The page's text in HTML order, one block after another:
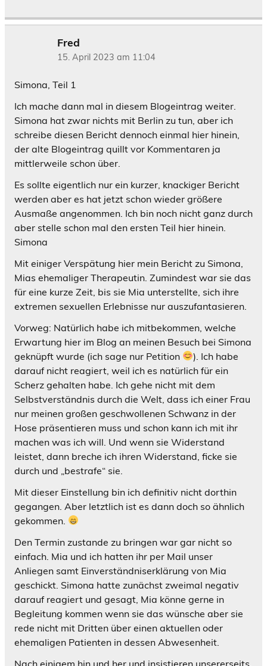
Fred
15. April 2023 am 11:04
Simona, Teil 1
Ich mache dann mal in diesem Blogeintrag weiter.
Simona hat zwar nichts mit Berlin zu tun, aber ich
schreibe diesen Bericht dennoch einmal hier hinein,
der alte Blogeintrag quillt vor Kommentaren ja
mittlerweile schon über.
Es sollte eigentlich nur ein kurzer, knackiger Bericht
werden aber es hat jetzt schon wieder größere
Ausmaße angenommen. Ich bin noch nicht ganz durch
aber stelle schon mal den ersten Teil hier hinein.
Simona
Mit einiger Verspätung hier mein Bericht zu Simona,
Mias ehemaliger Therapeutin. Zumindest war sie das
für eine kurze Zeit, bis sie Mia unterstellte, sich ihre
extremen sexuellen Erlebnisse nur auszufantasieren.
Vorweg: Natürlich habe ich mitbekommen, welche
Erwartung hier im Blog an meinen Besuch bei Simona
geknüpft wurde (ich sage nur Petition
). Ich habe
darauf nicht reagiert, weil ich es natürlich für ein
Scherz gehalten habe. Ich gehe nicht mit dem
Selbstverständnis durch die Welt, dass ich einer Frau
nur meinen großen geschwollenen Schwanz in der
Hose präsentieren muss und schon kann ich mit ihr
machen was ich will. Und wenn sie Widerstand
leistet, dann breche ich ihren Widerstand, ficke sie
durch und „bestrafe“ sie.
Mit dieser Einstellung bin ich definitiv nicht dorthin
gegangen. Aber letztlich ist es dann doch so ähnlich
gekommen.
Den Termin zustande zu bringen war gar nicht so
einfach. Mia und ich hatten ihr per Mail unser
Anliegen samt Einverständniserklärung von Mia
geschickt. Simona hatte zunächst zweimal negativ
darauf reagiert und gesagt, Mia könne gerne in
Begleitung kommen wenn sie das wünsche aber sie
rede nicht mit Dritten über einen aktuellen oder
ehemaligen Patienten in dessen Abwesenheit.
Nach einigem hin und her und insistieren unsererseits,